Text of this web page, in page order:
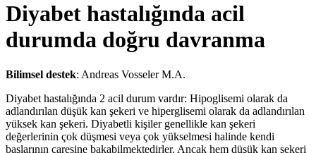
Diyabet hastalığında acil
durumda doğru davranma
Bilimsel destek: Andreas Vosseler M.A.
Diyabet hastalığında 2 acil durum vardır: Hipoglisemi olarak da
adlandırılan düşük kan şekeri ve hiperglisemi olarak da adlandırılan
yüksek kan şekeri. Diyabetli kişiler genellikle kan şekeri
değerlerinin çok düşmesi veya çok yükselmesi halinde kendi
başlarının çaresine bakabilmektedirler. Ancak hem düşük kan şekeri